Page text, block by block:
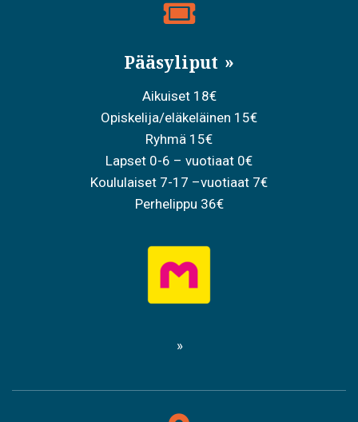
Pääsyliput
Aikuiset 18€
Opiskelija/eläkeläinen 15€
Ryhmä 15€
Lapset 0-6 – vuotiaat 0€
Koululaiset 7-17 –vuotiaat 7€
Perhelippu 36€